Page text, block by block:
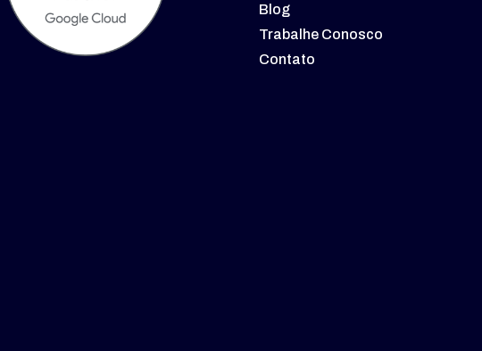
Blog
Trabalhe Conosco
Contato